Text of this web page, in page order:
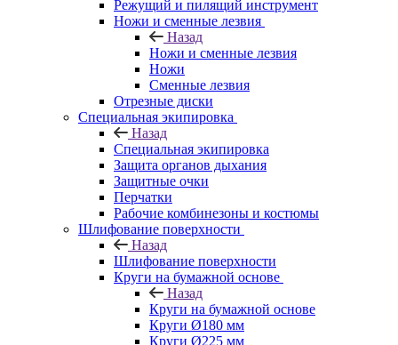
Режущий и пилящий инструмент
Ножи и сменные лезвия
Назад
Ножи и сменные лезвия
Ножи
Сменные лезвия
Отрезные диски
Специальная экипировка
Назад
Специальная экипировка
Защита органов дыхания
Защитные очки
Перчатки
Рабочие комбинезоны и костюмы
Шлифование поверхности
Назад
Шлифование поверхности
Круги на бумажной основе
Назад
Круги на бумажной основе
Круги Ø180 мм
Круги Ø225 мм